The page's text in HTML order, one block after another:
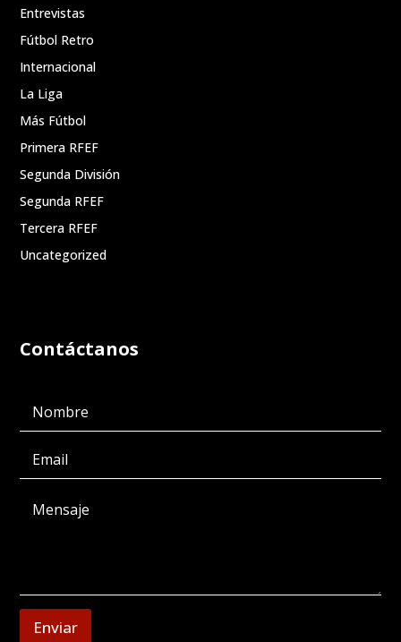
Entrevistas
Fútbol Retro
Internacional
La Liga
Más Fútbol
Primera RFEF
Segunda División
Segunda RFEF
Tercera RFEF
Uncategorized
Contáctanos
Enviar